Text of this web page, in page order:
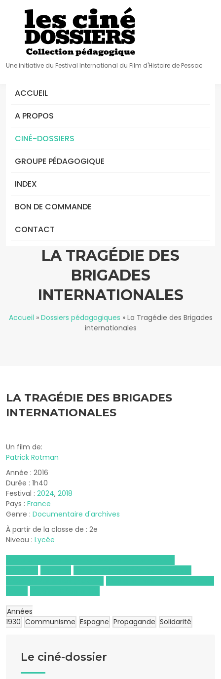
Une initiative du Festival International du Film d'Histoire de Pessac
ACCUEIL
A PROPOS
CINÉ-DOSSIERS
GROUPE PÉDAGOGIQUE
INDEX
BON DE COMMANDE
CONTACT
LA TRAGÉDIE DES
BRIGADES
INTERNATIONALES
Accueil » Dossiers pédagogiques » La Tragédie des Brigades
internationales
LA TRAGÉDIE DES BRIGADES
INTERNATIONALES
Un film de:
Patrick Rotman
Année : 2016
Durée : 1h40
Festival : 2024, 2018
Pays : France
Genre : Documentaire d'archives
À partir de la classe de : 2e
Niveau : Lycée
Années
1930 Communisme Espagne Propagande Solidarité
Le ciné-dossier